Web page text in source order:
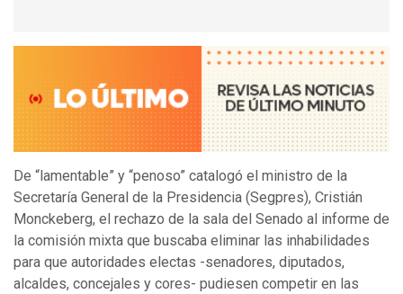
De “lamentable” y “penoso” catalogó el ministro de la
Secretaría General de la Presidencia (Segpres), Cristián
Monckeberg, el rechazo de la sala del Senado al informe de
la comisión mixta que buscaba eliminar las inhabilidades
para que autoridades electas -senadores, diputados,
alcaldes, concejales y cores- pudiesen competir en las